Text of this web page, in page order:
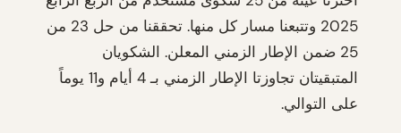
2025 وتتبعنا مسار كل منها. تحققنا من حل 23 من
25 ضمن الإطار الزمني المعلن. الشكويان
المتبقيتان تجاوزتا الإطار الزمني بـ 4 أيام و11 يوماً
على التوالي.